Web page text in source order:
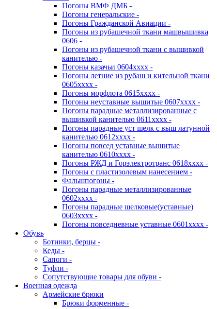
Погоны ВМФ ДМБ -
Погоны генеральские -
Погоны Гражданской Авиации -
Погоны из рубашечной ткани машвышивка
0606 -
Погоны из рубашечной ткани с вышивкой
канителью -
Погоны казачьи 0604хххх -
Погоны летние из рубаш и кительной ткани
0605хххх -
Погоны морфлота 0615хххх -
Погоны неуставные вышитые 0607хххх -
Погоны парадные металлизированные с
вышивкой канителью 0611хххх -
Погоны парадные уст шелк с выш латунной
канителью 0612хххх -
Погоны повсед уставные вышитые
канителью 0610хххх -
Погоны РЖД и Горэлектротранс 0618хххх -
Погоны с пластизолевым нанесением -
Фальшпогоны -
Погоны парадные металлизированные
0602хххх -
Погоны парадные шелковые(уставные)
0603хххх -
Погоны повседневные уставные 0601хххх -
Обувь
Ботинки, берцы -
Кеды -
Сапоги -
Туфли -
Сопутствующие товары для обуви -
Военная одежда
Армейские брюки
Брюки форменные -